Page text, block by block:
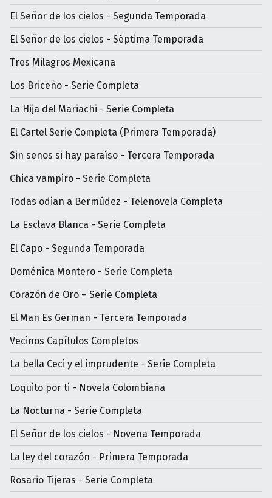
El Señor de los cielos - Segunda Temporada
El Señor de los cielos - Séptima Temporada
Tres Milagros Mexicana
Los Briceño - Serie Completa
La Hija del Mariachi - Serie Completa
El Cartel Serie Completa (Primera Temporada)
Sin senos si hay paraíso - Tercera Temporada
Chica vampiro - Serie Completa
Todas odian a Bermúdez - Telenovela Completa
La Esclava Blanca - Serie Completa
El Capo - Segunda Temporada
Doménica Montero - Serie Completa
Corazón de Oro – Serie Completa
El Man Es German - Tercera Temporada
Vecinos Capítulos Completos
La bella Ceci y el imprudente - Serie Completa
Loquito por ti - Novela Colombiana
La Nocturna - Serie Completa
El Señor de los cielos - Novena Temporada
La ley del corazón - Primera Temporada
Rosario Tijeras - Serie Completa